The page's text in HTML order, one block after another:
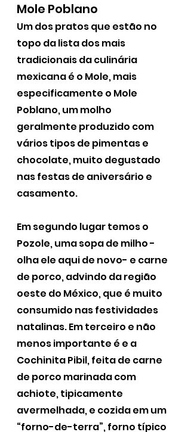
Mole Poblano
Um dos pratos que estão no
topo da lista dos mais
tradicionais da culinária
mexicana é o Mole, mais
especificamente o Mole
Poblano, um molho
geralmente produzido com
vários tipos de pimentas e
chocolate, muito degustado
nas festas de aniversário e
casamento.
Em segundo lugar temos o
Pozole, uma sopa de milho -
olha ele aqui de novo- e carne
de porco, advindo da região
oeste do México, que é muito
consumido nas festividades
natalinas. Em terceiro e não
menos importante é e a
Cochinita Pibil, feita de carne
de porco marinada com
achiote, tipicamente
avermelhada, e cozida em um
“forno-de-terra”, forno típico